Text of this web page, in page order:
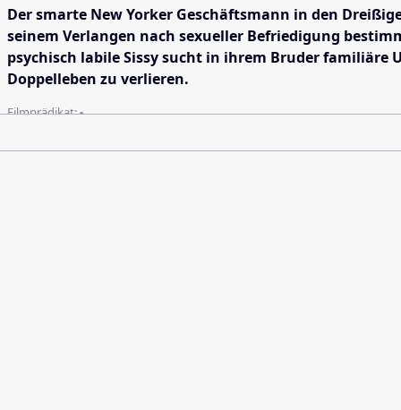
Der smarte New Yorker Geschäftsmann in den
seinem Verlangen nach sexueller Befriedigung
psychisch labile Sissy sucht in ihrem Bruder
Doppelleben zu verlieren.
Filmprädikat:-